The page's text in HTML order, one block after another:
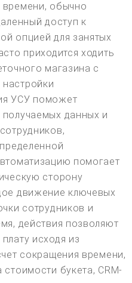
обычно
доступ к
опцией для занятых
приходится ходить
магазина с
УСУ поможет
данных и
помогает
сторону
движение ключевых
сотрудников и
действия позволяют
исходя из
сокращения времени,
букета, CRM-